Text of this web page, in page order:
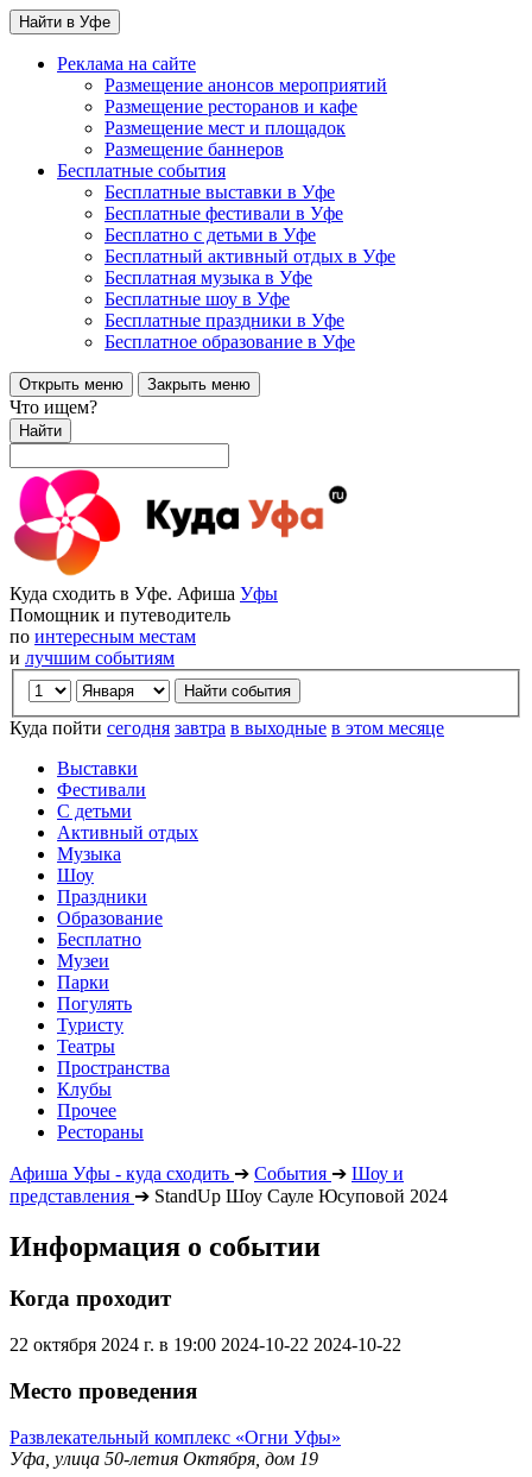
Найти в Уфе
Реклама на сайте
Размещение анонсов мероприятий
Размещение ресторанов и кафе
Размещение мест и площадок
Размещение баннеров
Бесплатные события
Бесплатные выставки в Уфе
Бесплатные фестивали в Уфе
Бесплатно с детьми в Уфе
Бесплатный активный отдых в Уфе
Бесплатная музыка в Уфе
Бесплатные шоу в Уфе
Бесплатные праздники в Уфе
Бесплатное образование в Уфе
Открыть меню Закрыть меню
Что ищем?
Найти
Куда сходить в Уфе. Афиша Уфы
Помощник и путеводитель
по интересным местам
и лучшим событиям
Куда пойти сегодня завтра в выходные в этом месяце
Выставки
Фестивали
С детьми
Активный отдых
Музыка
Шоу
Праздники
Образование
Бесплатно
Музеи
Парки
Погулять
Туристу
Театры
Пространства
Клубы
Прочее
Рестораны
Афиша Уфы - куда сходить ➔ События ➔ Шоу и
представления ➔ StandUp Шоу Сауле Юсуповой 2024
Информация о событии
Когда проходит
22 октября 2024 г. в 19:00 2024-10-22 2024-10-22
Место проведения
Развлекательный комплекс «Огни Уфы»
Уфа, улица 50-летия Октября, дом 19